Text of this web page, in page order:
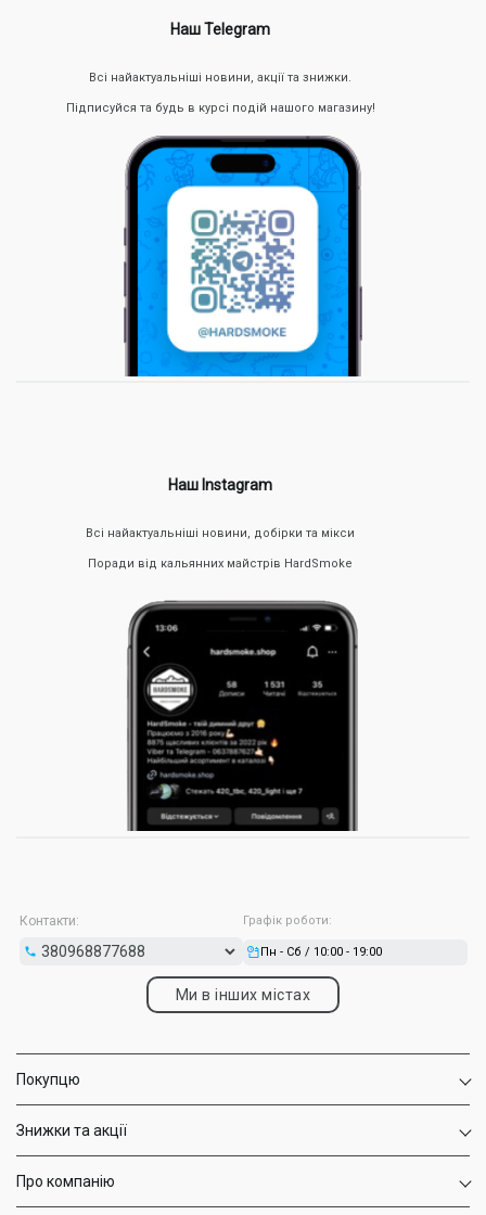
Наш Telegram
Всі найактуальніші новини, акції та знижки.
Підписуйся та будь в курсі подій нашого магазину!
Наш Instagram
Всі найактуальніші новини, добірки та мікси
Поради від кальянних майстрів HardSmoke
Контакти: Графік роботи:
Пн - Сб / 10:00 - 19:00
Ми в інших містах
Покупцю
Знижки та акції
Про компанію